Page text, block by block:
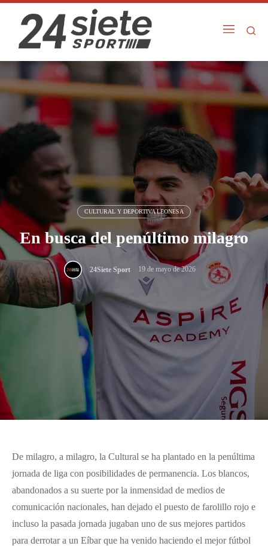
CULTURAL Y DEPORTIVA LEONESA
En busca del penúltimo milagro
24Siete Sport 19 de mayo de 2026
De milagro, a milagro, la Cultural se ha plantado en la penúltima
jornada de liga con posibilidades de permanencia. Los blancos,
abandonados a su suerte por la inmensidad de medios de
comunicación nacionales, han dejado el puesto de farolillo rojo e
incluso la pasada jornada jugaban uno de sus mejores partidos
para derrotar a un Eíbar que ha venido haciendo el mejor fútbol